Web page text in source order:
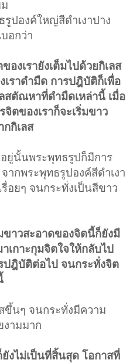
ปองค์ใหญ่สีดำเงาปาง
อกว่า
องเรายังเต็มไปด้วยกิเลส
ราดำมืด การปฎิบัติก็เพื่อ
สตัณหาที่ดำมืดเหล่านี้ เมื่อ
ตของเราก็จะเริ่มขาว
กกิเลส
ยู่นั้นพระพุทธรูปก็มีการ
ากพระพุทธรูปองค์สีดำเงา
อยๆ จนกระทั่งเป็นสีขาว
าวสะอาดของจิตนี้ก็ยังมี
เกาะกุมจิตใจให้กลับไป
ปฎิบัติต่อไป จนกระทั่งจิต
ขึ้นๆ จนกระทั่งมีความ
งามมาก
งไม่เป็นที่สิ้นสุด โอกาสที่